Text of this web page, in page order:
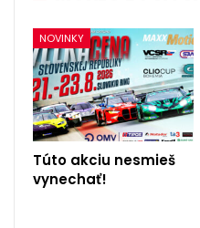
NOVINKY
Túto akciu nesmieš
vynechať!